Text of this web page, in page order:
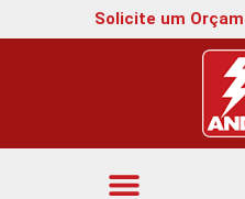
Solicite um